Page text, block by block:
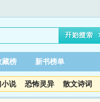
藏榜 新书榜单
小说 恐怖灵异 散文诗词